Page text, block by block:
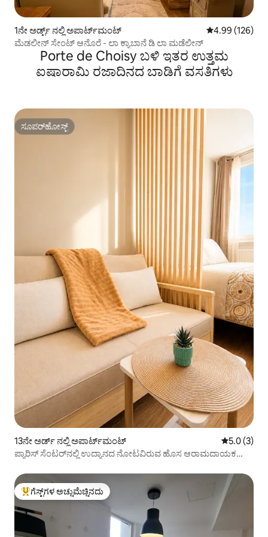
1ನೇ ಅರ್ಡ್ಟ್ ನಲ್ಲಿ ಅಪಾರ್ಟ್‌ಮಂಟ್ 5 ರಲ್ಲಿ 4.99
4.99 (126)
ಮೆಡಲೀನ್ ಸೇಂಟ್ ಆನೊರೆ - ಲಾ ಕ್ಯಾಬಾನೆ ಡಿ ಲಾ ಮಡೆಲೀನ್
Porte de Choisy ಬಳಿ ಇತರ ಉತ್ತಮ
ಐಷಾರಾಮಿ ರಜಾದಿನದ ಬಾಡಿಗೆ ವಸತಿಗಳು
ಸೂಪರ್‌ಹೋಸ್ಟ್
ಸೂಪರ್‌ಹೋಸ್ಟ್
13ನೇ ಅರ್ಡ್ ನಲ್ಲಿ ಅಪಾರ್ಟ್‌ಮಂಟ್ 5 ರಲ್ಲಿ 5.0
5.0 (3)
ಪ್ಯಾರಿಸ್ ಸೆಂಟರ್‌ನಲ್ಲಿ ಉದ್ಯಾನದ ನೋಟವಿರುವ ಹೊಸ ಆರಾಮದಾಯಕ
ಗೆಸ್ಟ್‌ಗಳಿಗೆ ಅತಿ ಹೆಚ್ಚು ಅಚ್ಚುಮೆಚ್ಚಿನದು
ಗೆಸ್ಟ್‌ಗಳ ಅಚ್ಚುಮೆಚ್ಚಿನದು